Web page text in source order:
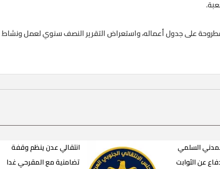
على جدول أعماله، واستعراض التقرير النصف سنوي لعمل ونشاط
السلمي
عن الثوابت
انتقالي عدن ينظم وقفة
تضامنية مع المقرحي غدا